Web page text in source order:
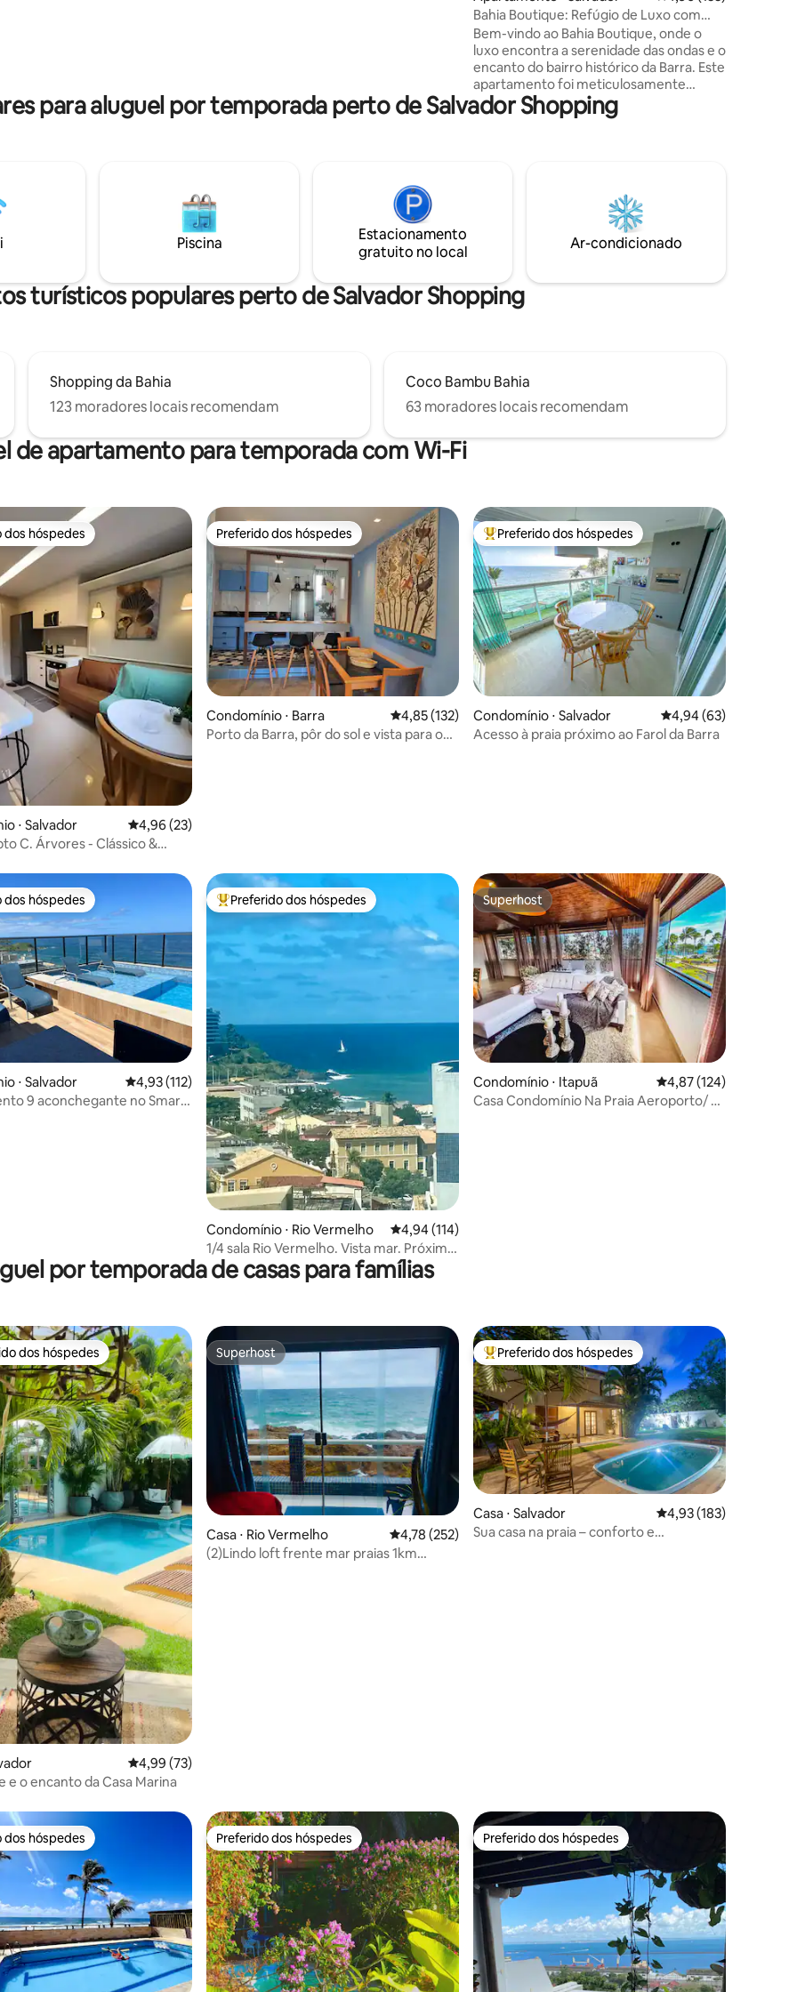
Bahia Boutique: Refúgio de Luxo com
vista mar
Bem-vindo ao Bahia Boutique, onde o
luxo encontra a serenidade das ondas e o
encanto do bairro histórico da Barra. Este
apartamento foi meticulosamente
projetado, inspirado em projetos de
Hotel Boutique, com móveis
absorva o sol da Bahia. Acorde todas as
manhãs com uma vista mar de tirar o
para aluguel por temporada perto de Salvador Shopping
Piscina
Estacionamento
gratuito no local
Ar-condicionado
turísticos populares perto de Salvador Shopping
Shopping da Bahia
123 moradores locais recomendam
Coco Bambu Bahia
63 moradores locais recomendam
de apartamento para temporada com Wi-Fi
de 5, 198 avaliações
dos hóspedes
dos hóspedes
⋅ Salvador 4,96 de uma avaliação média de 5, 23 avaliações
4,96 (23)
C. Árvores - Clássico &
Preferido dos hóspedes
Preferido dos hóspedes
Condomínio ⋅ Barra 4,85 de uma avaliação média de 5, 132 avaliações
4,85 (132)
Porto da Barra, pôr do sol e vista para o
Entre os melhores preferidos dos hóspedes
Preferido dos hóspedes
Condomínio ⋅ Salvador 4,94 de uma
4,94 (63)
Acesso à praia próximo ao Farol da Barra
de 5, 78 avaliações
dos hóspedes
dos hóspedes
⋅ Salvador 4,93 de uma avaliação média de 5, 112 avaliações
4,93 (112)
9 aconchegante no Smart
Entre os melhores preferidos dos hóspedes
Preferido dos hóspedes
Condomínio ⋅ Rio Vermelho 4,94 de uma avaliação média de 5, 114 avaliações
4,94 (114)
1/4 sala Rio Vermelho. Vista mar. Próximo
de tudo.
Superhost
Superhost
Condomínio ⋅ Itapuã 4,87 de uma avaliação
4,87 (124)
Casa Condomínio Na Praia Aeroporto/ C.
por temporada de casas para famílias
de 5, 119 avaliações
preferidos dos hóspedes
dos hóspedes
4,99 de uma avaliação média de 5, 73 avaliações
4,99 (73)
e o encanto da Casa Marina
Superhost
Superhost
Casa ⋅ Rio Vermelho 4,78 de uma avaliação média de 5, 252 avaliações
4,78 (252)
(2)Lindo loft frente mar praias 1km
Entre os melhores preferidos dos hóspedes
Preferido dos hóspedes
Casa ⋅ Salvador 4,93 de uma avaliação
4,93 (183)
Sua casa na praia – conforto e
de 5, 6 avaliações
dos hóspedes
dos hóspedes Preferido dos hóspedes
Preferido dos hóspedes Preferido dos hóspedes
Preferido dos hóspedes